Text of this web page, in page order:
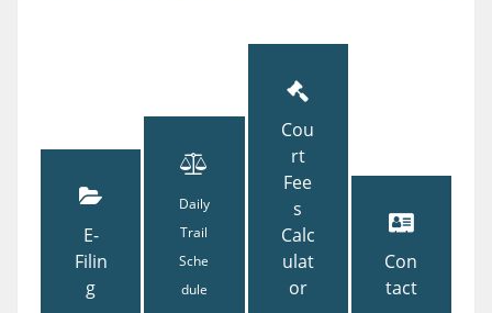
E-
Filin
g
Daily
Trail
Sche
dule
Cou
rt
Fee
s
Calc
ulat
or
Con
tact